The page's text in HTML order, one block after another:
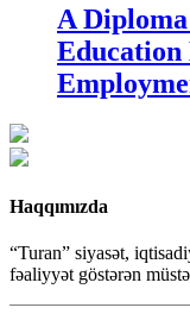
A
Education
Haqqımızda
“Turan” siyasət,
fəaliyyət göstərən